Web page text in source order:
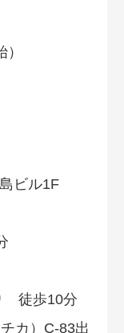
ビル1F
徒歩10分
カ）C-83出